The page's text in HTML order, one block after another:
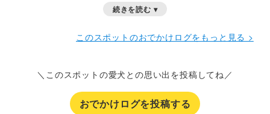
続きを読む ▾
このスポットのおでかけログをもっと見る >
＼このスポットの愛犬との思い出を投稿してね／
おでかけログを投稿する